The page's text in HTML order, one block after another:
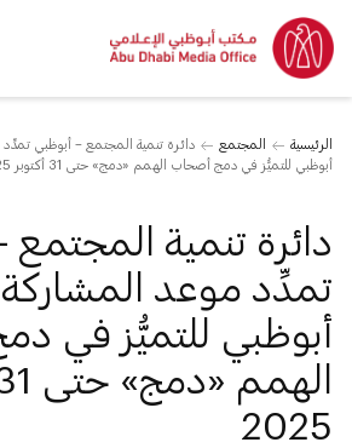
الرئيسية المجتمع
دائرة تنمية المجتمع – أبوظبي
أبوظبي للتميُّز في دمج أصحاب الهمم «دمج» حتى 31 أكتوبر 2025
دائرة تنمية المجتمع
تمدِّد موعد
أبوظبي للتميُّز في
2025